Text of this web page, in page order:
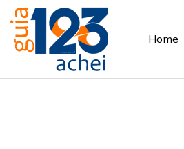
Home